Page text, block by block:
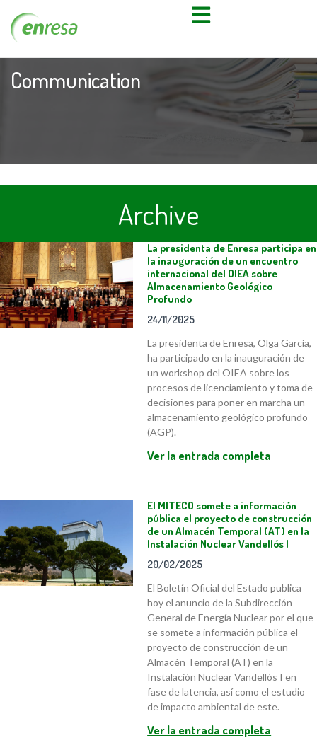
Communication
Archive
La presidenta de Enresa participa en
la inauguración de un encuentro
internacional del OIEA sobre
Almacenamiento Geológico
Profundo
24/11/2025
La presidenta de Enresa, Olga García,
ha participado en la inauguración de
un workshop del OIEA sobre los
procesos de licenciamiento y toma de
decisiones para poner en marcha un
almacenamiento geológico profundo
(AGP).
Ver la entrada completa
El MITECO somete a información
pública el proyecto de construcción
de un Almacén Temporal (AT) en la
Instalación Nuclear Vandellós I
20/02/2025
El Boletín Oficial del Estado publica
hoy el anuncio de la Subdirección
General de Energía Nuclear por el que
se somete a información pública el
proyecto de construcción de un
Almacén Temporal (AT) en la
Instalación Nuclear Vandellós I en
fase de latencia, así como el estudio
de impacto ambiental de este.
Ver la entrada completa